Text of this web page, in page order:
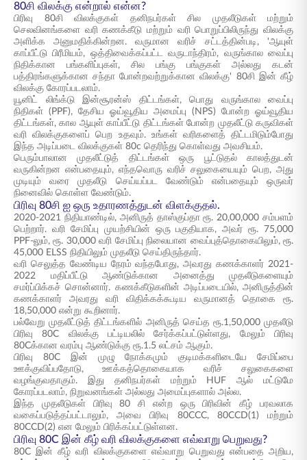
80சி விலக்கு என்றால் என்ன?
பிரிவு 80சி விலக்குகள் தனிநபர்கள் சில முதலீடுகள் மற்றும்
செலவினங்களை வரி கணக்கீடு மற்றும் வரி பொறுப்பிலிருந்து விலக்கு
அளிக்க அனுமதிக்கின்றன. வருமான வரிச் சட்டத்தின்படி, 'ஆயுள்
காப்பீட்டு பிரீமியம், ஒத்திவைக்கப்பட்ட வருடாந்திரம், வருங்கால வைப்பு
நிதிக்கான பங்களிப்புகள், சில பங்கு பங்குகள் அல்லது கடன்
பத்திரங்களுக்கான சந்தா போன்றவற்றுக்கான விலக்கு' 80சி இன் கீழ்
விலக்கு கோரப்படலாம்.
யூனிட் லிங்க்டு இன்சூரன்ஸ் திட்டங்கள், பொது வருங்கால வைப்பு
நிதிகள் (PPF), தேசிய ஓய்வூதிய அமைப்பு (NPS) போன்ற ஓய்வூதிய
திட்டங்கள், கால ஆயுள் காப்பீட்டு திட்டங்கள் போன்ற முதலீட்டு கருவிகள்
வரி விலக்குகளைப் பெற உதவும். உங்கள் வரிகளைத் திட்டமிடும்போது
இந்த அடிப்படை விலக்குகள் 80c தெரிந்து கொள்வது அவசியம்.
பெரும்பாலான முதலீட்டுத் திட்டங்கள் ஒரு பூட்டுதல் காலத்துடன்
வருகின்றன என்பதையும், எந்தவொரு வரிச் சலுகையையும் பெற, அது
முடியும் வரை முதலீடு செய்யப்பட வேண்டும் என்பதையும் ஒருவர்
நினைவில் கொள்ள வேண்டும்.
பிரிவு 80சி ஐ ஒரு உதாரணத்துடன் விளக்குதல்.
2020-2021 நிதியாண்டில், அனிருத் தாஸ்குப்தா ரூ. 20,00,000 சம்பளம்
பெற்றார். வரி சேமிப்பு முயற்சியின் ஒரு பகுதியாக, அவர் ரூ. 75,000
PPF-லும், ரூ. 30,000 வரி சேமிப்பு நிலையான வைப்புத்தொகையிலும், ரூ.
45,000 ELSS நிதியிலும் முதலீடு செய்திருந்தார்.
வரி செலுத்த வேண்டிய நேரம் வந்தபோது, அவரது கணக்காளர் 2021-
2022 மதிப்பீட்டு ஆண்டுக்கான அனைத்து முதலீடுகளையும்
சமர்ப்பிக்கச் சொன்னார். கணக்கீடுகளின் அடிப்படையில், அனிருத்தின்
கணக்காளர் அவரது வரி விதிக்கக்கூடிய வருமானத் தொகை ரூ.
18,50,000 என்று கூறினார்.
பல்வேறு முதலீட்டுத் திட்டங்களில் அனிருத் செய்த ரூ.1,50,000 முதலீடு
பிரிவு 80C விலக்கு பட்டியலில் சேர்க்கப்பட்டுள்ளது, மேலும் பிரிவு
80Cக்கான வரம்பு ஆண்டுக்கு ரூ.1.5 லட்சம் ஆகும்.
பிரிவு 80C இன் முழு நோக்கமும் குடிமக்களிடையே சேமிப்பை
ஊக்குவிப்பதோடு, ஊக்கத்தொகையாக வரிச் சலுகைகளை
வழங்குவதாகும். இது தனிநபர்கள் மற்றும் HUF ஆல் மட்டுமே
கோரப்படலாம், நிறுவனங்கள் அல்லது அமைப்புகளால் அல்ல.
இந்த முதலீடுகள் பிரிவு 80 சி என்ற ஒரு பிரிவின் கீழ் பரவலாக
வகைப்படுத்தப்பட்டாலும், அவை பிரிவு 80CCC, 80CCD(1) மற்றும்
80CCD(2) என மேலும் பிரிக்கப்பட்டுள்ளன.
பிரிவு 80C இன் கீழ் வரி விலக்குகளை எவ்வாறு பெறுவது?
80C இன் கீழ் வரி விலக்குகளை எவ்வாறு பெறுவது என்பதை அறிய,